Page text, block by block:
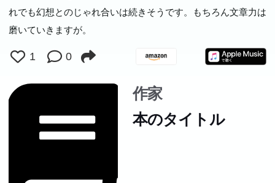
守る 民主主義と立憲主義のパワーバランスを是正する
「政治」を「日常」に取り戻す インターネットの問題は
インターネットで 第2章 拡張現実の時代 エンドゲームと
歌舞伎町のピカチュウ 「他人の物語」から「自分の物
語」へ 「他人の物語」と映像の世紀 「自分の物語」とネ
ットワークの世紀 『Ingress』から『ポケモンGO』へ ジ
ョン・ハンケと「思想としての」Google 仮想現実から拡
張現実へ 拡張現実の時代 個人と世界をつなぐもの 物語へ
れでも幻想とのじゃれ合いは続きそうです。もちろん文章力は
磨いていきますが。
1 0
作家
本のタイトル